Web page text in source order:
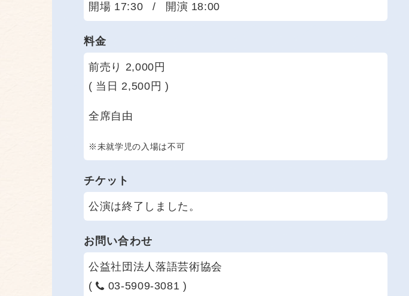
開場 17:30 / 開演 18:00
料金
前売り 2,000円
( 当日 2,500円 )
全席自由
※未就学児の入場は不可
チケット
公演は終了しました。
お問い合わせ
公益社団法人落語芸術協会
(
03-5909-3081 )